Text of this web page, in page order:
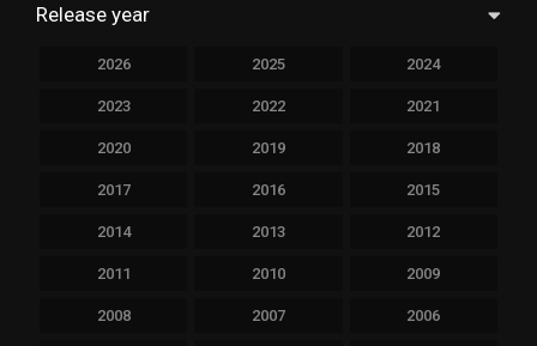
Release year
2026 2025 2024
2023 2022 2021
2020 2019 2018
2017 2016 2015
2014 2013 2012
2011 2010 2009
2008 2007 2006